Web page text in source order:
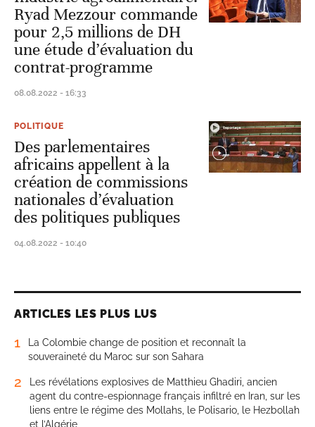
Ryad Mezzour commande
pour 2,5 millions de DH
une étude d’évaluation du
contrat-programme
08.08.2022 - 16:33
POLITIQUE
Des parlementaires
africains appellent à la
création de commissions
nationales d’évaluation
des politiques publiques
04.08.2022 - 10:40
ARTICLES LES PLUS LUS
1
La Colombie change de position et reconnaît la
souveraineté du Maroc sur son Sahara
2
Les révélations explosives de Matthieu Ghadiri, ancien
agent du contre-espionnage français infiltré en Iran, sur les
liens entre le régime des Mollahs, le Polisario, le Hezbollah
et l’Algérie